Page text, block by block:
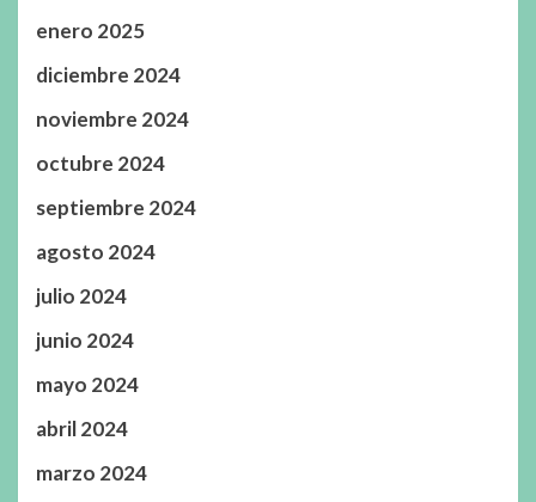
enero 2025
diciembre 2024
noviembre 2024
octubre 2024
septiembre 2024
agosto 2024
julio 2024
junio 2024
mayo 2024
abril 2024
marzo 2024